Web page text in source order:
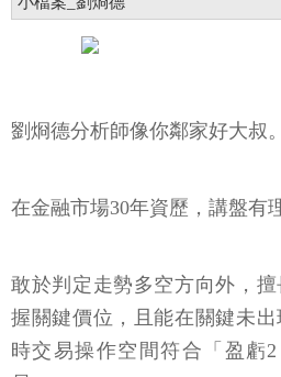
劉烱德分析師像你鄰家好大叔。
在金融市場30年資歷，講盤有
敢於判定走勢多空方向外，
握關鍵價位，且能在關鍵未
時交易操作空間符合「盈虧